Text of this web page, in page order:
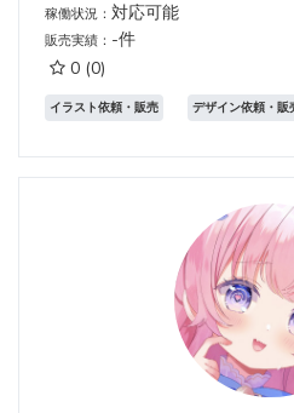
稼働状況： 対応可能
販売実績： -件
0 (0)
イラスト依頼・販売 デザイン依頼・販